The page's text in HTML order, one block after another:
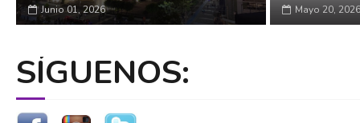
Junio 01, 2026 Mayo 20, 2026
SÍGUENOS: